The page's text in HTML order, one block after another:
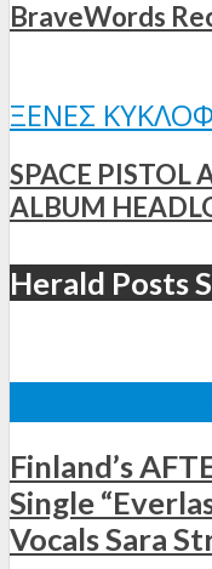
BraveWords
ΞΈΝΕΣ
SPACE PISTOL
ALBUM
Herald Posts
Finland’s
Single
Vocals Sara